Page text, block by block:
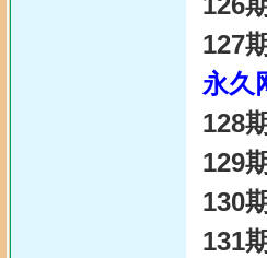
127
永久
128
129
130
131